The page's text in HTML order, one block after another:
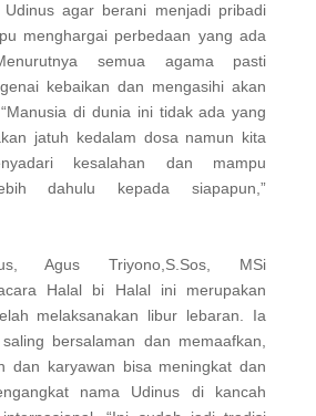
Udinus agar berani menjadi pribadi
menghargai perbedaan yang ada
semua agama pasti
kebaikan dan mengasihi akan
di dunia ini tidak ada yang
jatuh kedalam dosa namun kita
kesalahan dan mampu
dahulu kepada siapapun,”
Agus Triyono,S.Sos, MSi
Halal bi Halal ini merupakan
melaksanakan libur lebaran. Ia
bersalaman dan memaafkan,
dan karyawan bisa meningkat dan
nama Udinus di kancah